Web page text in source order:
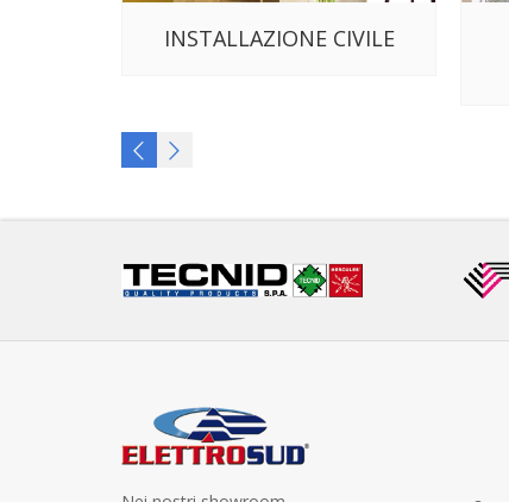
INSTALLAZIONE CIVILE